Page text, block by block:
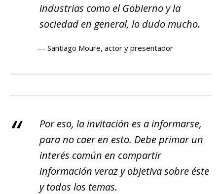
industrias como el Gobierno y la
sociedad en general, lo dudo mucho.
Santiago Moure, actor y presentador
Por eso, la invitación es a informarse,
para no caer en esto. Debe primar un
interés común en compartir
información veraz y objetiva sobre éste
y todos los temas.